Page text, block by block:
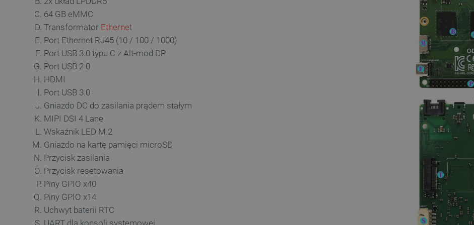
64 GB eMMC
Transformator Ethernet
Port Ethernet RJ45 (10 / 100 / 1000)
Port USB 3.0 typu C z Alt-mod DP
Port USB 2.0
HDMI
Port USB 3.0
Gniazdo DC do zasilania prądem stałym
MIPI DSI 4 Lane
Wskaźnik LED M.2
Gniazdo na kartę pamięci microSD
Przycisk zasilania
Przycisk resetowania
Piny GPIO x40
Piny GPIO x14
Uchwyt baterii RTC
UART dla konsoli systemowej
w każdej sesji przeglądania,
witryny i doświadczenie
Ten plik cookie jest używany do
użytkownika i wyboru prywatności
witryną. Rejestruje dane dotyczące
odwiedzającego na różne polityki i
prywatności, zapewniając, że ich
uhonorowane w przyszłych sesjach.
Ten plik cookie służy do
to korzystne dla strony
korzystania z jej witryny
Ten plik cookie służy do
to korzystne dla strony internetowej,
umożliwia tworzenie ważnych
korzystania z jej witryny internetowej.
PHPSESSID
Cookie generowane przez aplikacje
PHP. Jest to identyfikator ogólnego
używany do obsługi zmiennych sesji
Zwykle jest to liczba generowana
użycia może być specyficzny dla
przykładem jest utrzymywanie
użytkownika między stronami.
Ten plik cookie jest używany do
sesji użytkownika przez żądania